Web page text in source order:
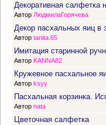
Декоративная салфетка
Автор ЛюдмилаГорячева
Декор пасхальных яиц в
Автор tanita.65
Имитация старинной
Автор KANNA82
Кружевное пасхальное
Автор ksyy
Пасхальная корзинка.
Автор nata
Цветочная салфетка